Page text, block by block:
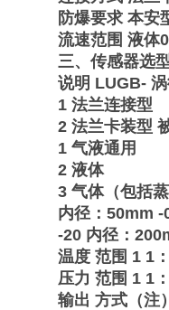
防爆要求 本安
流速范围 液体
三、传感器选
说明 LUGB-
1 法兰连接型
2 法兰卡装型
1 气液通用
2 液体
3 气体（包括
内径：50mm
-20 内径：
温度 范围 1 1
压力 范围 1 1
输出 方式（注